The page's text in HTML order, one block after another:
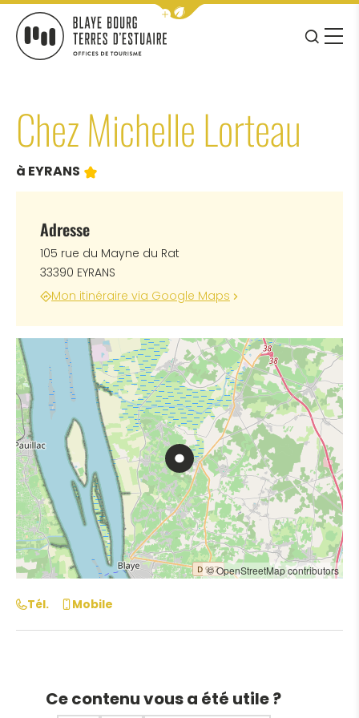
Afficher la barre de navigation
JE
MENU
Chez Michelle Lorteau
à EYRANS 1 étoile
Adresse
105 rue du Mayne du Rat
33390 EYRANS
Mon itinéraire via Google Maps
© OpenStreetMap contributors
Tél. Mobile
Ce contenu vous a été utile ?